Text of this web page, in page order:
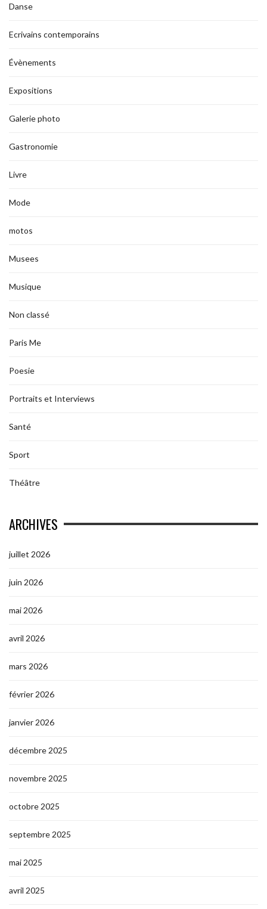
Danse
Ecrivains contemporains
Évènements
Expositions
Galerie photo
Gastronomie
Livre
Mode
motos
Musees
Musique
Non classé
Paris Me
Poesie
Portraits et Interviews
Santé
Sport
Théâtre
ARCHIVES
juillet 2026
juin 2026
mai 2026
avril 2026
mars 2026
février 2026
janvier 2026
décembre 2025
novembre 2025
octobre 2025
septembre 2025
mai 2025
avril 2025